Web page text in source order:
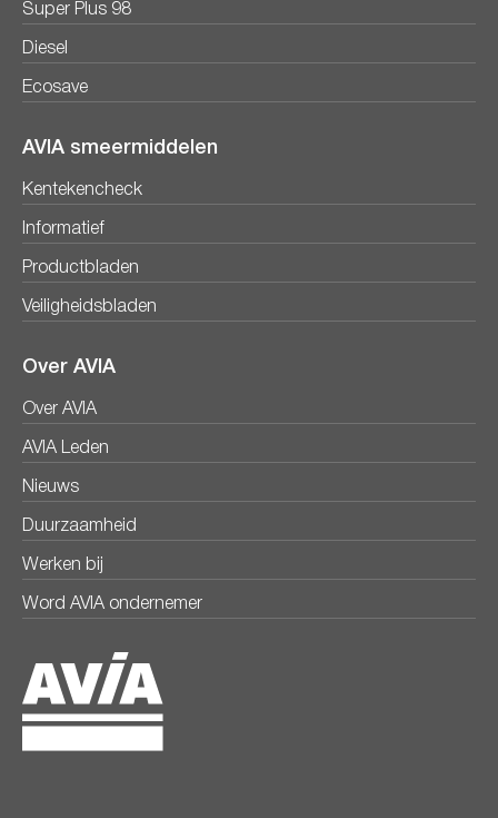
Super Plus 98
Diesel
Ecosave
AVIA smeermiddelen
Kentekencheck
Informatief
Productbladen
Veiligheidsbladen
Over AVIA
Over AVIA
AVIA Leden
Nieuws
Duurzaamheid
Werken bij
Word AVIA ondernemer